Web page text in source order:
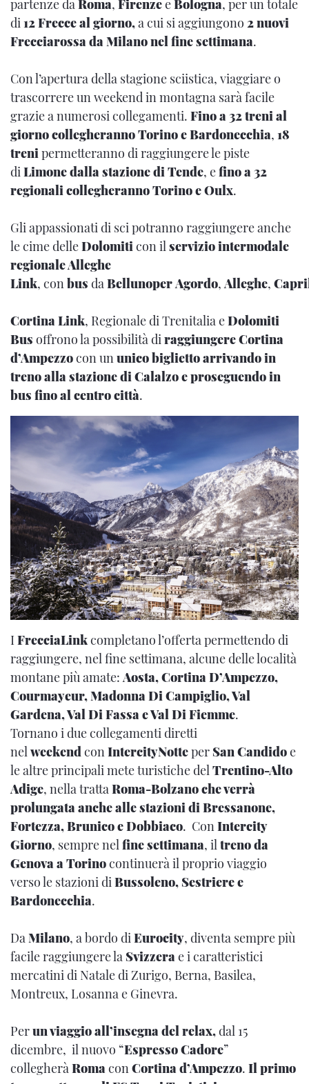
partenze daRoma, FirenzeeBologna, per un totale
di12 Frecce al giorno,a cui si aggiungono 2 nuovi
Frecciarossa da Milano nel fine settimana.
Con l’apertura della stagione sciistica, viaggiare o
trascorrere un weekend in montagna sarà facile
grazie a numerosi collegamenti. Fino a 32 treni al
giorno collegheranno Torino e Bardonecchia, 18
trenipermetteranno di raggiungere le piste
diLimonedalla stazione di Tende, efino a 32
regionali collegheranno Torino e Oulx.
Gli appassionati di sci potranno raggiungere anche
le cime delleDolomiticon ilservizio intermodale
regionale Alleghe
Link, conbus daBellunoperAgordo,Alleghe,
Cortina Link, Regionale di Trenitalia eDolomiti
Bus offrono la possibilità diraggiungere Cortina
d’Ampezzocon ununico biglietto arrivando in
treno alla stazione di Calalzo e proseguendo in
bus fino al centro città.
IFrecciaLinkcompletano l’offerta permettendo di
raggiungere, nel fine settimana, alcune delle località
montane più amate: Aosta, Cortina D’Ampezzo,
Courmayeur, Madonna Di Campiglio, Val
Gardena, Val Di Fassa e Val Di Fiemme.
Tornano i due collegamenti diretti
nel weekend con IntercityNotteper San Candidoe
le altre principali mete turistiche del Trentino-Alto
Adige, nella tratta Roma-Bolzano che verrà
prolungata anche alle stazioni di Bressanone,
Fortezza, Brunico e Dobbiaco. Con Intercity
Giorno, sempre nel fine settimana, il treno da
Genova a Torinocontinuerà il proprio viaggio
verso le stazioni di Bussoleno, Sestriere e
Bardonecchia.
Da Milano, a bordo di Eurocity, diventa sempre più
facile raggiungere la Svizzera e i caratteristici
mercatini di Natale di Zurigo, Berna, Basilea,
Montreux, Losanna e Ginevra.
Perun viaggio all’insegna del relax,dal 15
dicembre, il nuovo “Espresso Cadore”
collegherà Roma con Cortina d’Ampezzo. Il primo